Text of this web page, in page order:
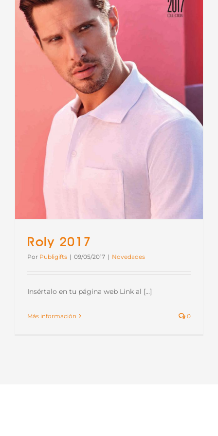
Roly 2017
Por Publigifts | 09/05/2017 | Novedades
Insértalo en tu página web Link al [...]
Más información 0